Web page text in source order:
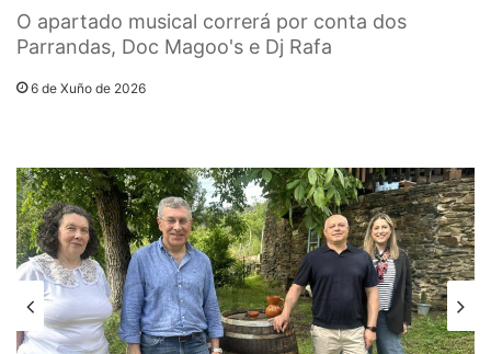
O apartado musical correrá por conta dos
Parrandas, Doc Magoo's e Dj Rafa
6 de Xuño de 2026